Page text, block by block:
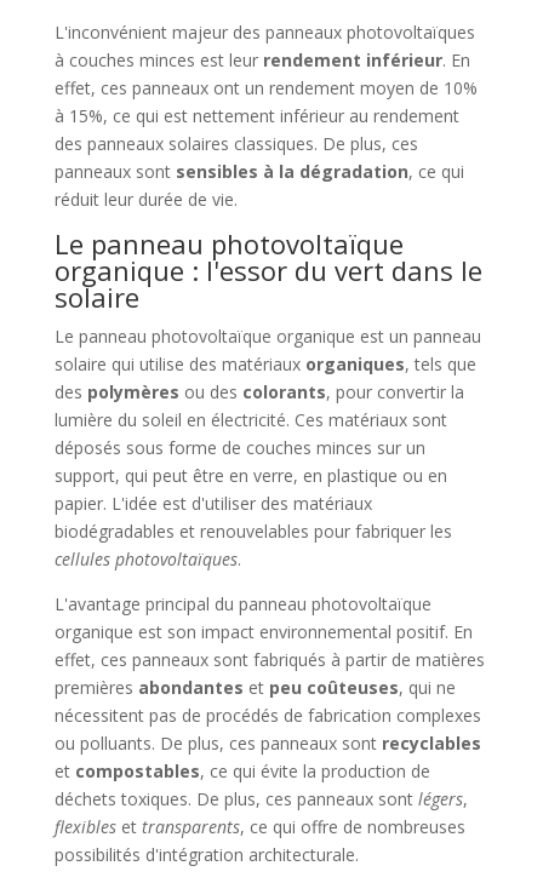
L'inconvénient majeur des panneaux photovoltaïques
à couches minces est leur rendement inférieur. En
effet, ces panneaux ont un rendement moyen de 10%
à 15%, ce qui est nettement inférieur au rendement
des panneaux solaires classiques. De plus, ces
panneaux sont sensibles à la dégradation, ce qui
réduit leur durée de vie.
Le panneau photovoltaïque
organique : l'essor du vert dans le
solaire
Le panneau photovoltaïque organique est un panneau
solaire qui utilise des matériaux organiques, tels que
des polymères ou des colorants, pour convertir la
lumière du soleil en électricité. Ces matériaux sont
déposés sous forme de couches minces sur un
support, qui peut être en verre, en plastique ou en
papier. L'idée est d'utiliser des matériaux
biodégradables et renouvelables pour fabriquer les
cellules photovoltaïques.
L'avantage principal du panneau photovoltaïque
organique est son impact environnemental positif. En
effet, ces panneaux sont fabriqués à partir de matières
premières abondantes et peu coûteuses, qui ne
nécessitent pas de procédés de fabrication complexes
ou polluants. De plus, ces panneaux sont recyclables
et compostables, ce qui évite la production de
déchets toxiques. De plus, ces panneaux sont légers,
flexibleset transparents, ce qui offre de nombreuses
possibilités d'intégration architecturale.